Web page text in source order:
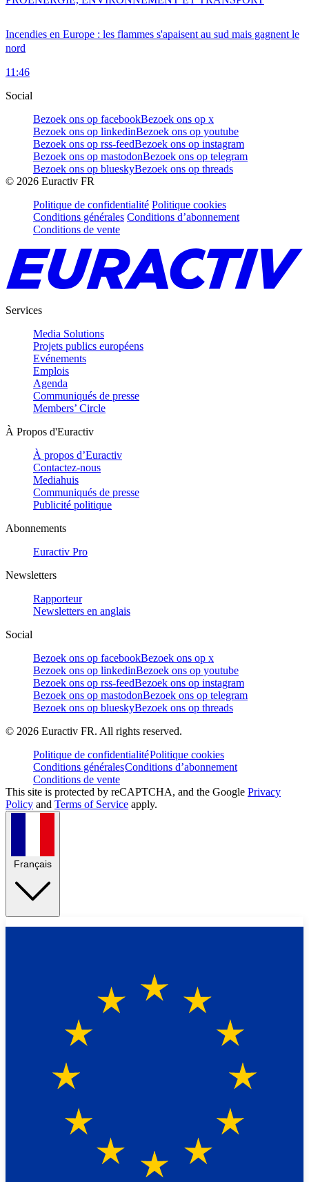
Incendies en Europe : les flammes s'apaisent au sud mais gagnent le
nord
11:46
Social
Bezoek ons op facebookBezoek ons op x
Bezoek ons op linkedinBezoek ons op youtube
Bezoek ons op rss-feedBezoek ons op instagram
Bezoek ons op mastodonBezoek ons op telegram
Bezoek ons op blueskyBezoek ons op threads
© 2026 Euractiv FR
Politique de confidentialité Politique cookies
Conditions générales Conditions d’abonnement
Conditions de vente
Services
Media Solutions
Projets publics européens
Evénements
Emplois
Agenda
Communiqués de presse
Members’ Circle
À Propos d'Euractiv
À propos d’Euractiv
Contactez-nous
Mediahuis
Communiqués de presse
Publicité politique
Abonnements
Euractiv Pro
Newsletters
Rapporteur
Newsletters en anglais
Social
Bezoek ons op facebookBezoek ons op x
Bezoek ons op linkedinBezoek ons op youtube
Bezoek ons op rss-feedBezoek ons op instagram
Bezoek ons op mastodonBezoek ons op telegram
Bezoek ons op blueskyBezoek ons op threads
© 2026 Euractiv FR. All rights reserved.
Politique de confidentialitéPolitique cookies
Conditions généralesConditions d’abonnement
Conditions de vente
This site is protected by reCAPTCHA, and the Google Privacy
Policy and Terms of Service apply.
Français